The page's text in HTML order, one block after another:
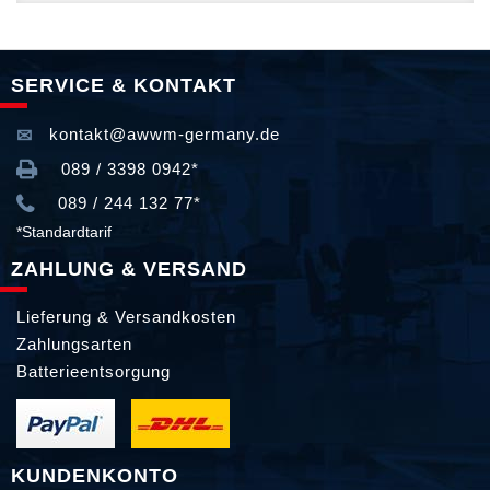
SERVICE & KONTAKT
kontakt@awwm-germany.de
089 / 3398 0942*
089 / 244 132 77*
*Standardtarif
ZAHLUNG & VERSAND
Lieferung & Versandkosten
Zahlungsarten
Batterieentsorgung
KUNDENKONTO